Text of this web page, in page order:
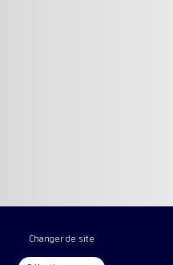
Changer de site